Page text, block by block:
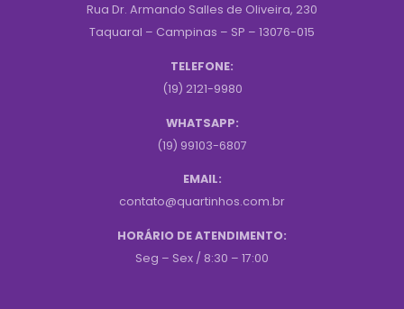
Rua Dr. Armando Salles de Oliveira, 230
Taquaral – Campinas – SP – 13076-015
TELEFONE:
(19) 2121-9980
WHATSAPP:
(19) 99103-6807
EMAIL:
contato@quartinhos.com.br
HORÁRIO DE ATENDIMENTO:
Seg – Sex / 8:30 – 17:00